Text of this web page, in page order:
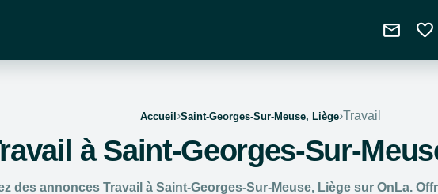
mail favorite
Accueil›Saint-Georges-Sur-Meuse, Liège›Travail
à Saint-Georges-Sur-
des annonces Travail à Saint-Georges-Sur-Meuse, Liège sur OnLa.